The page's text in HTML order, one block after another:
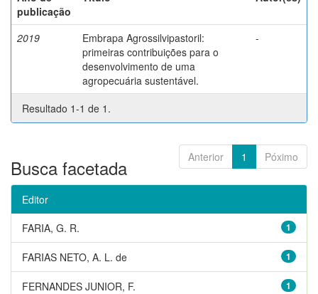
publicação
2019
Embrapa Agrossilvipastoril:
primeiras contribuições para o
desenvolvimento de uma
agropecuária sustentável.
-
Resultado 1-1 de 1.
Anterior 1 Póximo
Busca facetada
Editor
1
FARIA, G. R.
1
FARIAS NETO, A. L. de
1
FERNANDES JUNIOR, F.